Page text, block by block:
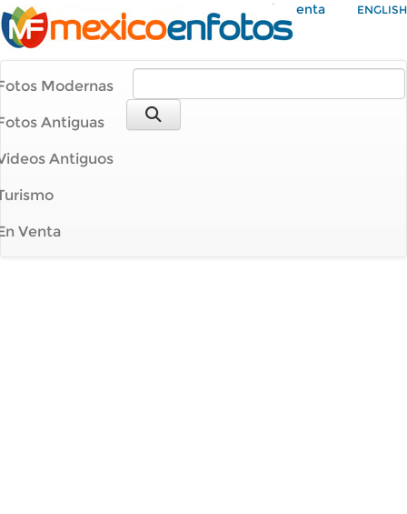
Mi Cuenta ENGLISH
Modernas
Antiguas
Antiguos
Venta